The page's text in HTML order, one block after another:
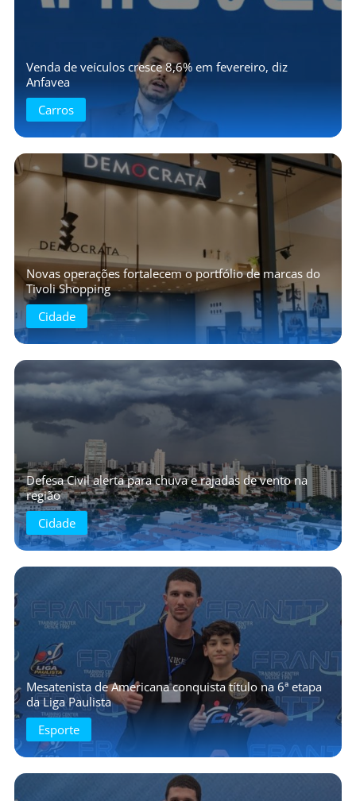
Venda de veículos cresce 8,6% em fevereiro, diz
Anfavea
Carros
Novas operações fortalecem o portfólio de marcas do
Tivoli Shopping
Cidade
Defesa Civil alerta para chuva e rajadas de vento na
região
Cidade
Mesatenista de Americana conquista título na 6ª etapa
da Liga Paulista
Esporte